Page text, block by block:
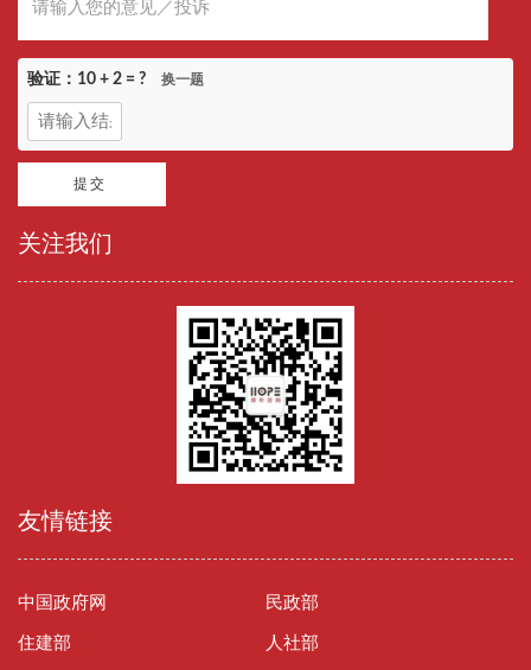
验证： 10 + 2 = ? 换一题
关注我们
友情链接
中国政府网 民政部
住建部 人社部